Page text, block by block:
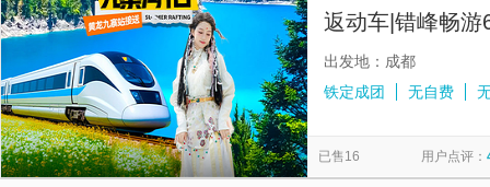
返动车|错峰畅游
出发地：成都
铁定成团
无自费
已售16 用户点评：